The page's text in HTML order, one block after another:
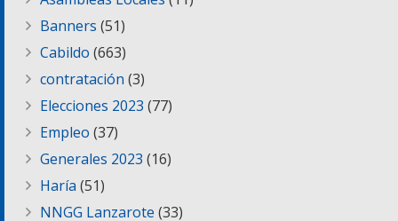
Banners (51)
Cabildo (663)
contratación (3)
Elecciones 2023 (77)
Empleo (37)
Generales 2023 (16)
Haría (51)
NNGG Lanzarote (33)